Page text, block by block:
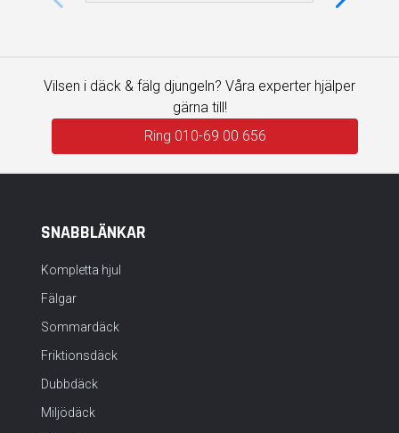
Vilsen i däck & fälg djungeln? Våra experter hjälper
gärna till!
Ring 010-69 00 656
SNABBLÄNKAR
Kompletta hjul
Fälgar
Sommardäck
Friktionsdäck
Dubbdäck
Miljödäck